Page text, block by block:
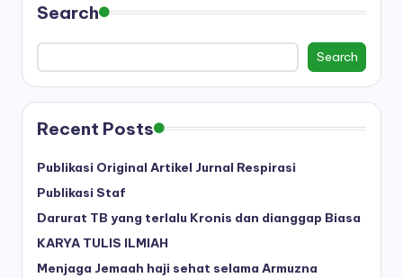
Search
Search
Recent Posts
Publikasi Original Artikel Jurnal Respirasi
Publikasi Staf
Darurat TB yang terlalu Kronis dan dianggap Biasa
KARYA TULIS ILMIAH
Menjaga Jemaah haji sehat selama Armuzna